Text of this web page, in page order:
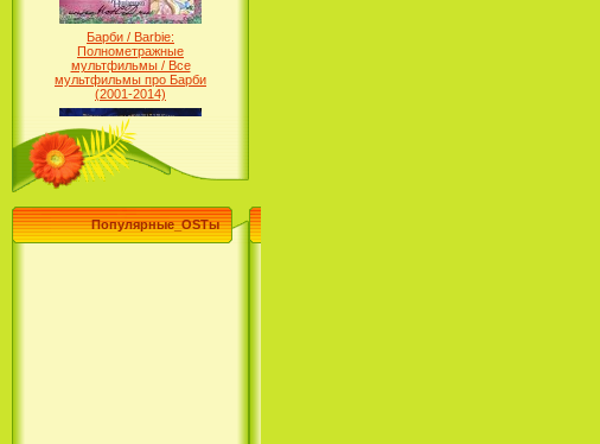
Барби / Barbie:
Полнометражные
мультфильмы / Все
мультфильмы про Барби
(2001-2014)
Популярные_OSTы